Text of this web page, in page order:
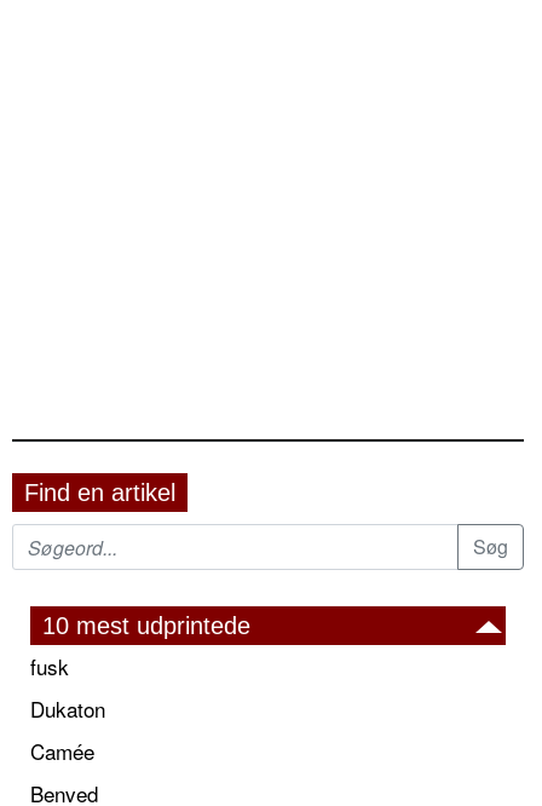
Find en artikel
10 mest udprintede
fusk
Dukaton
Camée
Benved